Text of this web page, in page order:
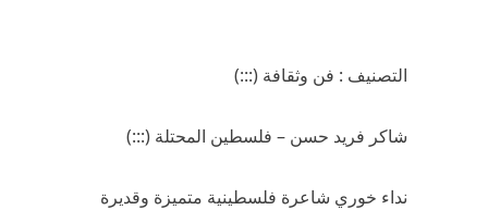
التصنيف : فن وثقافة (:::)
شاكر فريد حسن – فلسطين المحتلة (:::)
نداء خوري شاعرة فلسطينية متميزة وقديرة